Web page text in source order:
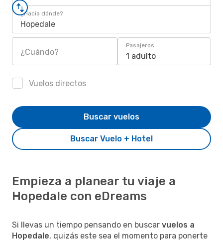
¿Hacia dónde?
Hopedale
¿Cuándo?
Pasajeros
1 adulto
Vuelos directos
Buscar Vuelo + Hotel
Buscar vuelos
Empieza a planear tu viaje a
Hopedale con eDreams
Si llevas un tiempo pensando en buscar vuelos a
Hopedale, quizás este sea el momento para ponerte